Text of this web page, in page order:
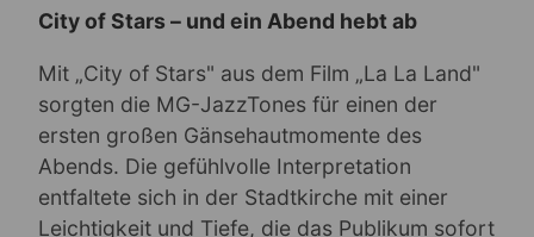
City of Stars – und ein Abend hebt ab
Mit „City of Stars" aus dem Film „La La Land"
sorgten die MG-JazzTones für einen der
ersten großen Gänsehautmomente des
Abends. Die gefühlvolle Interpretation
entfaltete sich in der Stadtkirche mit einer
Leichtigkeit und Tiefe, die das Publikum sofort